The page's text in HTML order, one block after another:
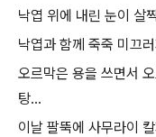
낙엽 위에 내린 눈이 살
낙엽과 함께 죽죽 미끄
오르막은 용을 쓰면서
탕...
이날 팔뚝에 사무라이